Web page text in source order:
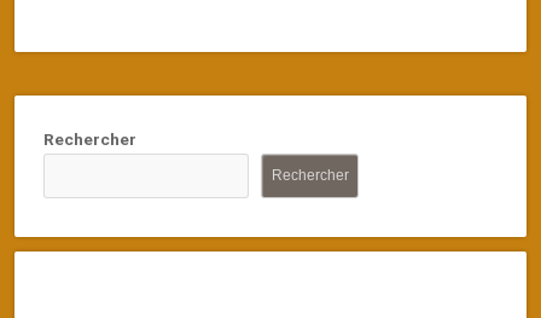
Rechercher
Rechercher